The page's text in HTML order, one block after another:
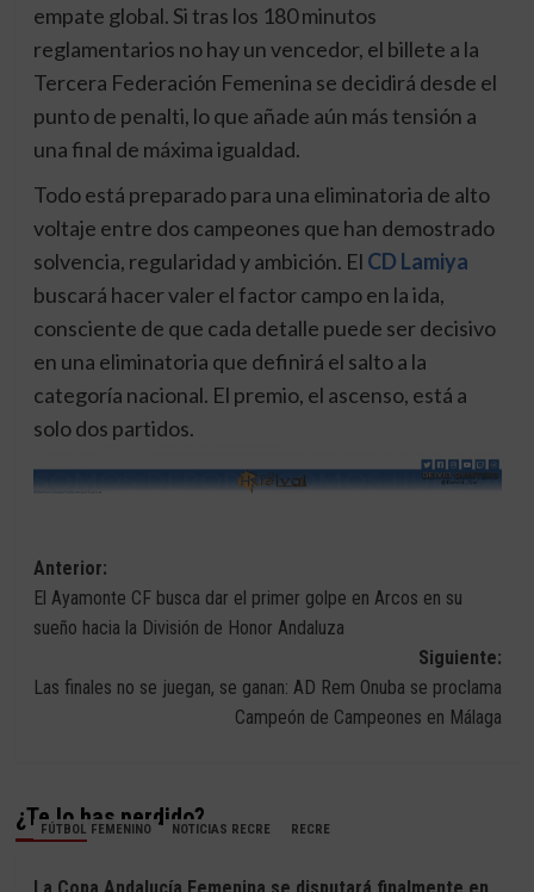
empate global. Si tras los 180 minutos
reglamentarios no hay un vencedor, el billete a la
Tercera Federación Femenina se decidirá desde el
punto de penalti, lo que añade aún más tensión a
una final de máxima igualdad.
Todo está preparado para una eliminatoria de alto
voltaje entre dos campeones que han demostrado
solvencia, regularidad y ambición. El CD Lamiya
buscará hacer valer el factor campo en la ida,
consciente de que cada detalle puede ser decisivo
en una eliminatoria que definirá el salto a la
categoría nacional. El premio, el ascenso, está a
solo dos partidos.
Navegación
de
Anterior:
El Ayamonte CF busca dar el primer golpe en Arcos en su
sueño hacia la División de Honor Andaluza
Siguiente:
Las finales no se juegan, se ganan: AD Rem Onuba se proclama
Campeón de Campeones en Málaga
¿Te lo has perdido?
FÚTBOL FEMENINO NOTICIAS RECRE RECRE